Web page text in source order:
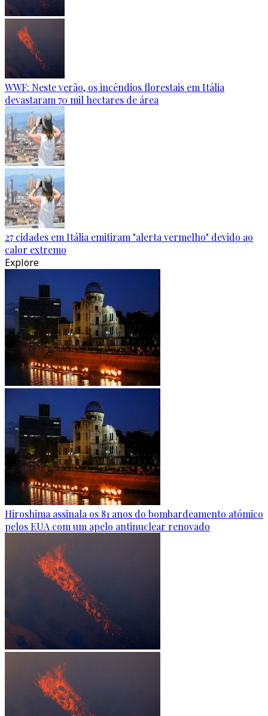
WWF: Neste verão, os incêndios florestais em Itália
devastaram 70 mil hectares de área
27 cidades em Itália emitiram "alerta vermelho" devido ao
calor extremo
Explore
Hiroshima assinala os 81 anos do bombardeamento atómico
pelos EUA com um apelo antinuclear renovado